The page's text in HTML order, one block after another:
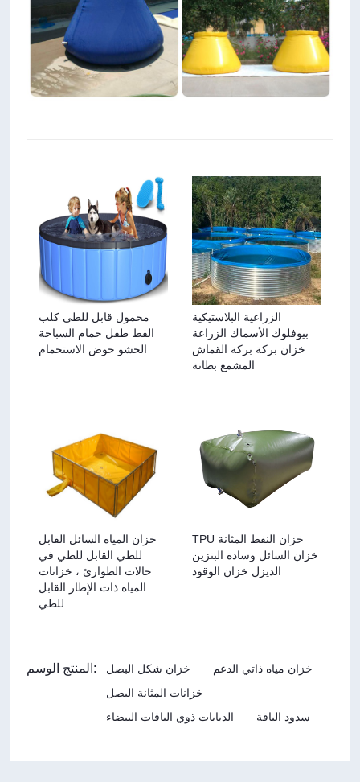
محمول قابل للطي كلب
القط طفل حمام السباحة
الحشو حوض الاستحمام
الزراعية البلاستيكية
بيوفلوك الأسماك الزراعة
خزان بركة بركة القماش
المشمع بطانة
خزان المياه السائل القابل
للطي القابل للطي في
حالات الطوارئ ، خزانات
المياه ذات الإطار القابل
للطي
TPU خزان النفط المثانة
خزان السائل وسادة البنزين
الديزل خزان الوقود
المنتج الوسم: خزان شكل البصل
خزان مياه ذاتي الدعم
خزانات المثانة البصل
الدبابات ذوي الياقات البيضاء
سدود الياقة